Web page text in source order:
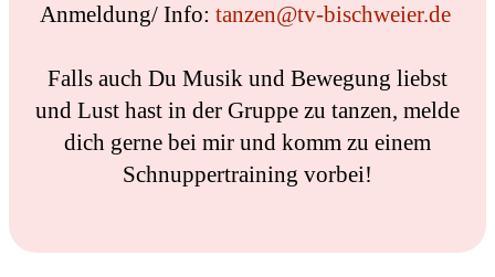
Anmeldung/ Info: tanzen@tv-bischweier.de
Falls auch Du Musik und Bewegung liebst
und Lust hast in der Gruppe zu tanzen, melde
dich gerne bei mir und komm zu einem
Schnuppertraining vorbei!